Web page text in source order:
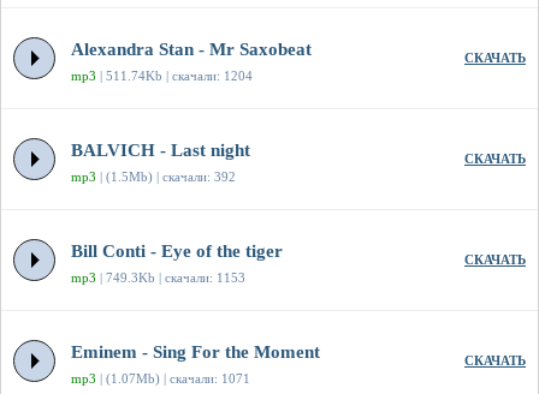
Alexandra Stan - Mr Saxobeat
mp3 | 511.74Kb | скачали: 1204
СКАЧАТЬ
BALVICH - Last night
mp3 | (1.5Mb) | скачали: 392
СКАЧАТЬ
Bill Conti - Eye of the tiger
mp3 | 749.3Kb | скачали: 1153
СКАЧАТЬ
Eminem - Sing For the Moment
mp3 | (1.07Mb) | скачали: 1071
СКАЧАТЬ